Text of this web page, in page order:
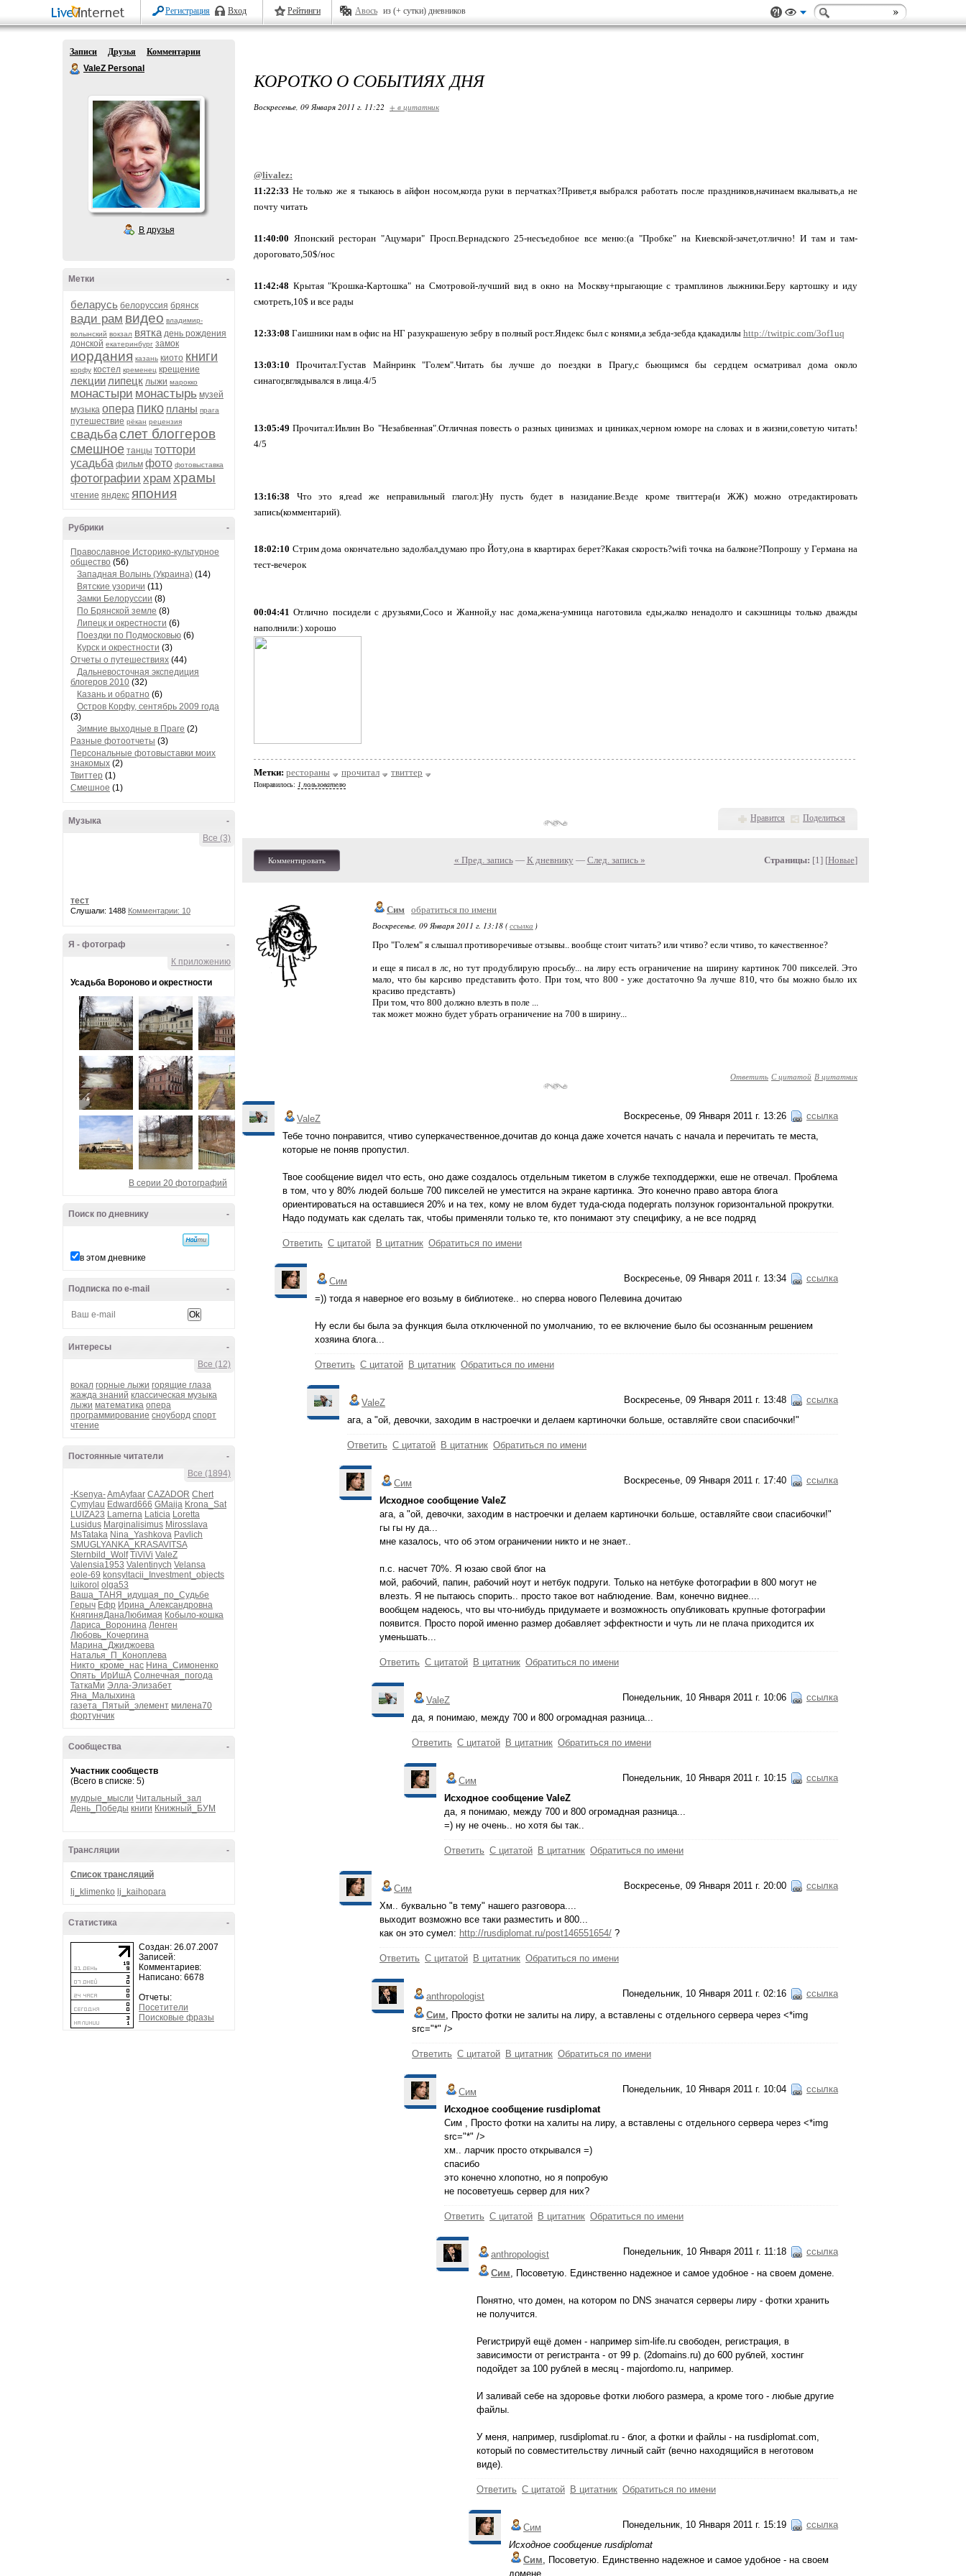
Регистрация Вход Рейтинги Авось из (+ сутки) дневников
Записи Друзья
Комментарии
ValeZ Personal
В друзья
-
Метки
беларусь белоруссия брянск
вади рам видео владимир-
волынский вокзал вятка день рождения
донской екатеринбург замок
иордания казань киото книги
корфу костел кременец крещение
лекции липецк лыжи марокко
монастыри монастырь музей
музыка опера пико планы прага
путешествие рёкан рецензия
свадьбаслет блоггеров
смешное танцы тоттори
усадьба фильм фото фотовыставка
фотографии храм храмы
чтение яндекс япония
-
Рубрики
Православное Историко-культурное
общество (56)
Западная Волынь (Украина) (14)
Вятские узоричи (11)
Замки Белоруссии (8)
По Брянской земле (8)
Липецк и окрестности (6)
Поездки по Подмосковью (6)
Курск и окрестности (3)
Отчеты о путешествиях (44)
Дальневосточная экспедиция
блогеров 2010 (32)
Казань и обратно (6)
Остров Корфу, сентябрь 2009 года
(3)
Зимние выходные в Праге (2)
Разные фотоотчеты (3)
Персональные фотовыставки моих
знакомых (2)
Твиттер (1)
Смешное (1)
-
Музыка
Все (3)
тест
Слушали: 1488 Комментарии: 10
-
Я - фотограф
К приложению
Усадьба Вороново и окрестности
В серии 20 фотографий
-
Поиск по дневнику
в этом дневнике
-
Подписка по e-mail
-
Интересы
Все (12)
вокал горные лыжи горящие глаза
жажда знаний классическая музыка
лыжи математика опера
программирование сноуборд спорт
чтение
-
Постоянные читатели
Все (1894)
-Ksenya-AmAyfaar CAZADOR Chert
Cymylau Edward666 GMaija Krona_Sat
LUIZA23 Lamerna Laticia Loretta
Lusidus Marginalisimus Mirosslava
MsTataka Nina_Yashkova Pavlich
SMUGLYANKA_KRASAVITSA
Sternbild_Wolf TiViVi ValeZ
Valensia1953 Valentinych Velansa
eole-69 konsyltacii_Investment_objects
luikorol olga53
Ваша_ТАНЯ_идущая_по_Судьбе
Герыч Ефр Ирина_Александровна
КнягиняДанаЛюбимая Кобыло-кошка
Лариса_Воронина Ленген
Любовь_Кочергина
Марина_Джиджоева
Наталья_П_Коноплева
Никто_кроме_нас Нина_Симоненко
Опять_ИрИшА Солнечная_погода
ТаткаМи Элла-Элизабет
Яна_Малыхина
газета_Пятый_элемент милена70
фортунчик
-
Сообщества
Участник сообществ
(Всего в списке: 5)
мудрые_мысли Читальный_зал
День_Победы книги Книжный_БУМ
-
Трансляции
Список трансляций
lj_klimenko lj_kaihopara
-
Статистика
Создан: 26.07.2007
Записей:
Комментариев:
Написано: 6678
Отчеты:
Посетители
Поисковые фразы
КОРОТКО О СОБЫТИЯХ ДНЯ
Воскресенье, 09 Января 2011 г. 11:22 + в цитатник
@livalez:
11:22:33 Не только же я тыкаюсь в айфон носом,когда руки в перчатках?Привет,я выбрался работать после праздников,начинаем вкалывать,а не
почту читать
11:40:00 Японский ресторан "Ацумари" Просп.Вернадского 25-несъедобное все меню:(а "Пробке" на Киевской-зачет,отлично! И там и там-
дороговато,50$/нос
11:42:48 Крытая "Крошка-Картошка" на Смотровой-лучший вид в окно на Москву+прыгающие с трамплинов лыжники.Беру картошку и иду
смотреть,10$ и все рады
12:33:08 Гаишники нам в офис на НГ разукрашеную зебру в полный рост.Яндекс был с конями,а зебда-зебда кдакадилы http://twitpic.com/3of1uq
13:03:10 Прочитал:Густав Майнринк "Голем".Читать бы лучше до поездки в Прагу,с бьющимся бы сердцем осматривал дома около
синагог,вглядывался в лица.4/5
13:05:49 Прочитал:Ивлин Во "Незабвенная".Отличная повесть о разных цинизмах и циниках,черном юморе на словах и в жизни,советую читать!
4/5
13:16:38 Что это я,read же неправильный глагол:)Ну пусть будет в назидание.Везде кроме твиттера(и ЖЖ) можно отредактировать
запись(комментарий).
18:02:10 Стрим дома окончательно задолбал,думаю про Йоту,она в квартирах берет?Какая скорость?wifi точка на балконе?Попрошу у Германа на
тест-вечерок
00:04:41 Отлично посидели с друзьями,Сосо и Жанной,у нас дома,жена-умница наготовила еды,жалко ненадолго и сакэшницы только дважды
наполнили:) хорошо
Метки: рестораны прочитал твиттер
Понравилось: 1 пользователю
Нравится Поделиться
Комментировать « Пред. запись— К дневнику — След. запись » Страницы: [1] [Новые]
Сим обратиться по имени
Воскресенье, 09 Января 2011 г. 13:18 (ссылка )
Про "Голем" я слышал противоречивые отзывы.. вообще стоит читать? или чтиво? если чтиво, то качественное?
и еще я писал в лс, но тут продублирую просьбу... на лиру есть ограничение на ширину картинок 700 пикселей. Это
мало, что бы карсиво представить фото. При том, что 800 - уже достаточно 9а лучше 810, что бы можно было их
красиво представть)
При том, что 800 должно влезть в поле ...
так может можно будет убрать ограничение на 700 в ширину...
Ответить С цитатой В цитатник
Воскресенье, 09 Января 2011 г. 13:26 ссылка
ValeZ
Тебе точно понравится, чтиво суперкачественное,дочитав до конца даже хочется начать с начала и перечитать те места,
которые не поняв пропустил.
Твое сообщение видел что есть, оно даже создалось отдельным тикетом в службе техподдержки, еше не отвечал. Проблема
в том, что у 80% людей больше 700 пикселей не уместится на экране картинка. Это конечно право автора блога
ориентироваться на оставшиеся 20% и на тех, кому не влом будет туда-сюда подергать ползунок горизонтальной прокрутки.
Надо подумать как сделать так, чтобы применяли только те, кто понимают эту специфику, а не все подряд
Ответить С цитатой В цитатник Обратиться по имени
Воскресенье, 09 Января 2011 г. 13:34 ссылка
Сим
=)) тогда я наверное его возьму в библиотеке.. но сперва нового Пелевина дочитаю
Ну если бы была эа функция была отключенной по умолчанию, то ее включение было бы осознанным решением
хозяина блога...
Ответить С цитатой В цитатник Обратиться по имени
Воскресенье, 09 Января 2011 г. 13:48 ссылка
ValeZ
ага, а "ой, девочки, заходим в настроечки и делаем картиночки больше, оставляйте свои спасибочки!"
Ответить С цитатой В цитатник Обратиться по имени
Воскресенье, 09 Января 2011 г. 17:40 ссылка
Сим
Исходное сообщение ValeZ
ага, а "ой, девочки, заходим в настроечки и делаем картиночки больше, оставляйте свои спасибочки!"
гы гы ну да...
мне казалось, что об этом ограничении никто и не знает..
п.с. насчет 70%. Я юзаю свой блог на
мой, рабочий, папин, рабочий ноут и нетбук подруги. Только на нетбуке фотографии в 800 могут не
влезть. Я не пытаюсь спорить.. просто такое вот наблюдение. Вам, конечно виднее....
вообщем надеюсь, что вы что-нибудь придумаете и возможность опубликовать крупные фотографии
появится. Просто порой именно размер добавляет эффектности и чуть ли не плача приходится их
уменьшать...
Ответить С цитатой В цитатник Обратиться по имени
Понедельник, 10 Января 2011 г. 10:06 ссылка
ValeZ
да, я понимаю, между 700 и 800 огромадная разница...
Ответить С цитатой В цитатник Обратиться по имени
Понедельник, 10 Января 2011 г. 10:15 ссылка
Сим
Исходное сообщение ValeZ
да, я понимаю, между 700 и 800 огромадная разница...
=) ну не очень.. но хотя бы так..
Ответить С цитатой В цитатник Обратиться по имени
Воскресенье, 09 Января 2011 г. 20:00 ссылка
Сим
Хм.. буквально "в тему" нашего разговора....
выходит возможно все таки разместить и 800...
как он это сумел: http://rusdiplomat.ru/post146551654/ ?
Ответить С цитатой В цитатник Обратиться по имени
Понедельник, 10 Января 2011 г. 02:16 ссылка
anthropologist
Сим, Просто фотки не залиты на лиру, а вставлены с отдельного сервера через <*img
src="*" />
Ответить С цитатой В цитатник Обратиться по имени
Понедельник, 10 Января 2011 г. 10:04 ссылка
Сим
Исходное сообщение rusdiplomat
Сим , Просто фотки на халиты на лиру, а вставлены с отдельного сервера через <*img
src="*" />
хм.. ларчик просто открывался =)
спасибо
это конечно хлопотно, но я попробую
не посоветуешь сервер для них?
Ответить С цитатой В цитатник Обратиться по имени
Понедельник, 10 Января 2011 г. 11:18 ссылка
anthropologist
Сим, Посоветую. Единственно надежное и самое удобное - на своем домене.
Понятно, что домен, на котором по DNS значатся серверы лиру - фотки хранить
не получится.
Регистрируй ещё домен - например sim-life.ru свободен, регистрация, в
зависимости от регистранта - от 99 р. (2domains.ru) до 600 рублей, хостинг
подойдет за 100 рублей в месяц - majordomo.ru, например.
И заливай себе на здоровье фотки любого размера, а кроме того - любые другие
файлы.
У меня, например, rusdiplomat.ru - блог, а фотки и файлы - на rusdiplomat.com,
который по совместительству личный сайт (вечно находящийся в неготовом
виде).
Ответить С цитатой В цитатник Обратиться по имени
Понедельник, 10 Января 2011 г. 15:19 ссылка
Сим
Исходное сообщение rusdiplomat
Сим, Посоветую. Единственно надежное и самое удобное - на своем
домене.